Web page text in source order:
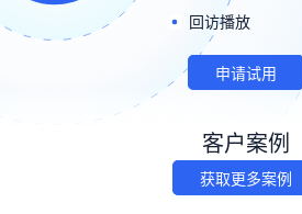
回访播放
申请试用
客户案例
获取更多案例